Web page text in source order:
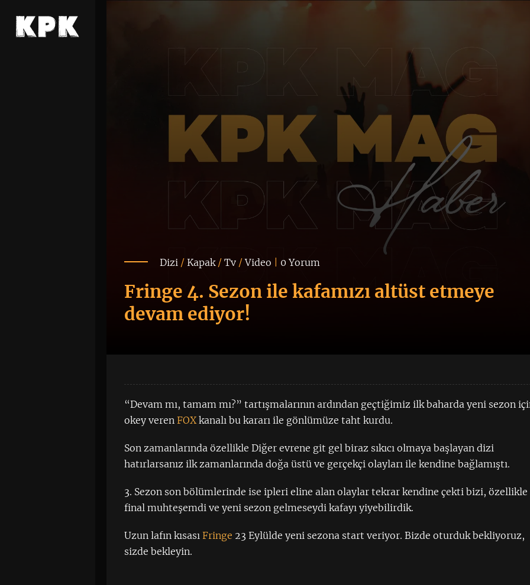
Dizi /Kapak/Tv /Video 0 Yorum
Fringe 4. Sezon ile kafamızı altüst etmeye
devam ediyor!
“Devam mı, tamam mı?” tartışmalarının ardından geçtiğimiz ilk baharda yeni sezon
okey verenFOXkanalı bu kararı ile gönlümüze taht kurdu.
Son zamanlarında özellikle Diğer evrene git gel biraz sıkıcı olmaya başlayan dizi
hatırlarsanız ilk zamanlarında doğa üstü ve gerçekçi olayları ile kendine bağlamıştı.
3. Sezon son bölümlerinde ise ipleri eline alan olaylar tekrar kendine çekti bizi, özellikle
final muhteşemdi ve yeni sezon gelmeseydi kafayı yiyebilirdik.
Uzun lafın kısasıFringe 23 Eylülde yeni sezona start veriyor. Bizde oturduk bekliyoruz,
sizde bekleyin.